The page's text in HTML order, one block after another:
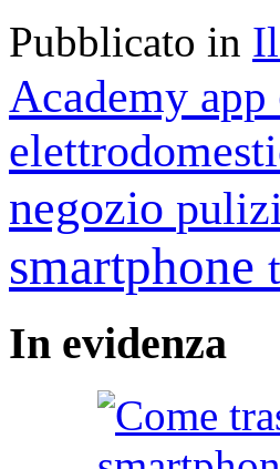
Pubblicato in
Academy app
negozio
smartphone
In evidenza